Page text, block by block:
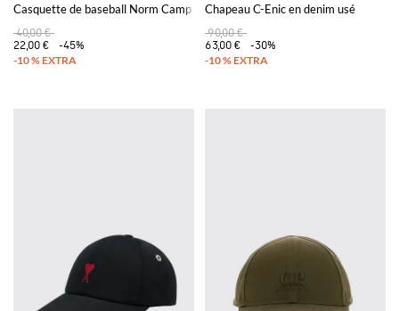
Casquette de baseball Norm Camp en polyester recyclé avec logo brodé
40,00 €
22,00 €
-45%
Chapeau C-Enic en denim usé
90,00 €
63,00 €
-30%